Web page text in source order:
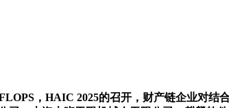
，HAIC 2025的召开，财产链企业对结